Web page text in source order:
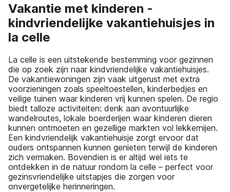
Vakantie met kinderen -
kindvriendelijke vakantiehuisjes in
la celle
La celle is een uitstekende bestemming voor gezinnen
die op zoek zijn naar kindvriendelijke vakantiehuisjes.
De vakantiewoningen zijn vaak uitgerust met extra
voorzieningen zoals speeltoestellen, kinderbedjes en
veilige tuinen waar kinderen vrij kunnen spelen. De regio
biedt talloze activiteiten: denk aan avontuurlijke
wandelroutes, lokale boerderijen waar kinderen dieren
kunnen ontmoeten en gezellige markten vol lekkernijen.
Een kindvriendelijk vakantiehuisje zorgt ervoor dat
ouders ontspannen kunnen genieten terwijl de kinderen
zich vermaken. Bovendien is er altijd wel iets te
ontdekken in de natuur rondom la celle – perfect voor
gezinsvriendelijke uitstapjes die zorgen voor
onvergetelijke herinneringen.